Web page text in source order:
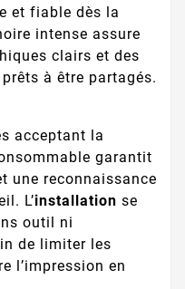
et fiable dès la
intense assure
clairs et des
à être partagés.
acceptant la
garantit
une reconnaissance
L’installation se
outil ni
de limiter les
l’impression en